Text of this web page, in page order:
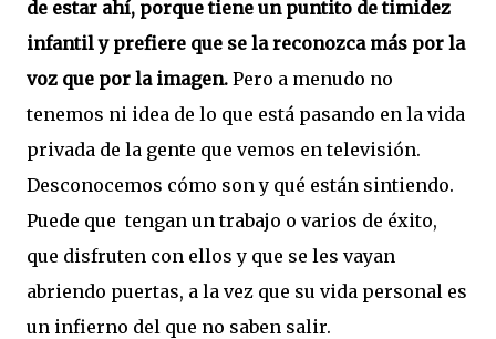
de estar ahí, porque tiene un puntito de timidez
infantil y prefiere que se la reconozca más por la
voz que por la imagen. Pero a menudo no
tenemos ni idea de lo que está pasando en la vida
privada de la gente que vemos en televisión.
Desconocemos cómo son y qué están sintiendo.
Puede que tengan un trabajo o varios de éxito,
que disfruten con ellos y que se les vayan
abriendo puertas, a la vez que su vida personal es
un infierno del que no saben salir.